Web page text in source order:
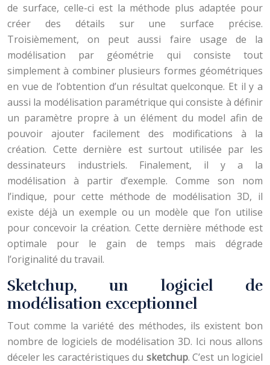
de surface, celle-ci est la méthode plus adaptée pour
créer des détails sur une surface précise.
Troisièmement, on peut aussi faire usage de la
modélisation par géométrie qui consiste tout
simplement à combiner plusieurs formes géométriques
en vue de l’obtention d’un résultat quelconque. Et il y a
aussi la modélisation paramétrique qui consiste à définir
un paramètre propre à un élément du model afin de
pouvoir ajouter facilement des modifications à la
création. Cette dernière est surtout utilisée par les
dessinateurs industriels. Finalement, il y a la
modélisation à partir d’exemple. Comme son nom
l’indique, pour cette méthode de modélisation 3D, il
existe déjà un exemple ou un modèle que l’on utilise
pour concevoir la création. Cette dernière méthode est
optimale pour le gain de temps mais dégrade
l’originalité du travail.
Sketchup, un logiciel de
modélisation exceptionnel
Tout comme la variété des méthodes, ils existent bon
nombre de logiciels de modélisation 3D. Ici nous allons
déceler les caractéristiques du sketchup. C’est un logiciel